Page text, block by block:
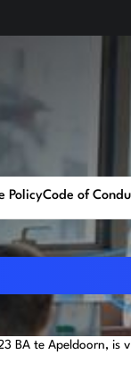
PolicyCode of
BA te Apeldoorn,